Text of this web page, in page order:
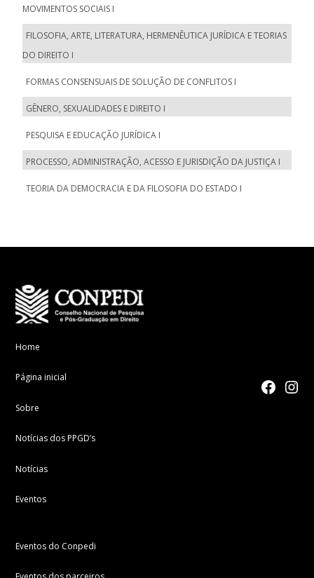
MOVIMENTOS SOCIAIS I
FILOSOFIA, ARTE, LITERATURA, HERMENÊUTICA JURÍDICA E TEORIAS
DO DIREITO I
FORMAS CONSENSUAIS DE SOLUÇÃO DE CONFLITOS I
GÊNERO, SEXUALIDADES E DIREITO I
PESQUISA E EDUCAÇÃO JURÍDICA I
PROCESSO, ADMINISTRAÇÃO, ACESSO E JURISDIÇÃO DA JUSTIÇA I
TEORIA DA DEMOCRACIA E DA FILOSOFIA DO ESTADO I
facebook
Home
Página inicial
Sobre
Notícias dos PPGD’s
Notícias
Eventos
Eventos do Conpedi